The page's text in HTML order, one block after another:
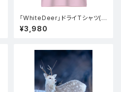
「WhiteDeer」ドライTシャツ(ラ
イトピンク)
¥3,980